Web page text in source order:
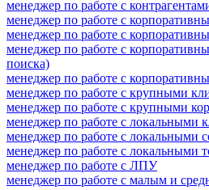
менеджер по работе с
менеджер по работе с
менеджер по работе с
менеджер по работе с
поиска)
менеджер по работе с
менеджер по работе с крупными
менеджер по работе с крупными
менеджер по работе с локальными
менеджер по работе с локальными
менеджер по работе с локальными
менеджер по работе с ЛПУ
менеджер по работе с малым и